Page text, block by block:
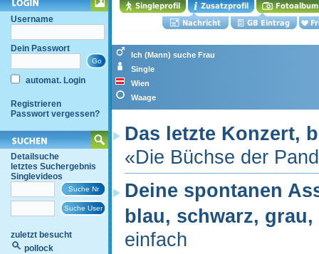
Username
Dein Passwort
automat. Login
Registrieren
Passwort vergessen?
Detailsuche
letztes Suchergebnis
Singlevideos
zuletzt besucht
pollock
Ich (Mann) suche Frau
Single
Wien
Waage
Das letzte Konzert,
«Die Büchse der
Deine spontanen
blau, schwarz,
einfach